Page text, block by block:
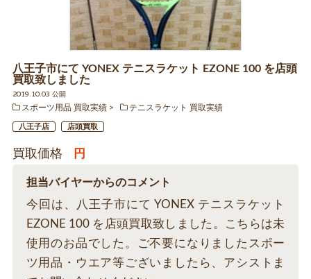
八王子市にて YONEX テニスラケット EZONE 100 を店頭
買取致しました
2019.10.03 公開
スポーツ用品 買取実績
テニスラケット 買取実績
八王子店 店頭買取
買取価格 円
担当バイヤーからのコメント
今回は、八王子市にて YONEX テニスラケット
EZONE 100 を店頭買取致しました。こちらは未
使用のお品でした。ご不要になりましたスポー
ツ用品・ウエア等ございましたら、アシストま